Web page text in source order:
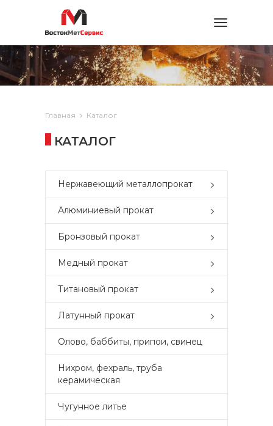
Toggle
Главная Каталог
КАТАЛОГ
Нержавеющий металлопрокат
Алюминиевый прокат
Бронзовый прокат
Медный прокат
Титановый прокат
Латунный прокат
Олово, баббиты, припои, свинец
Нихром, фехраль, труба
керамическая
Чугунное литье